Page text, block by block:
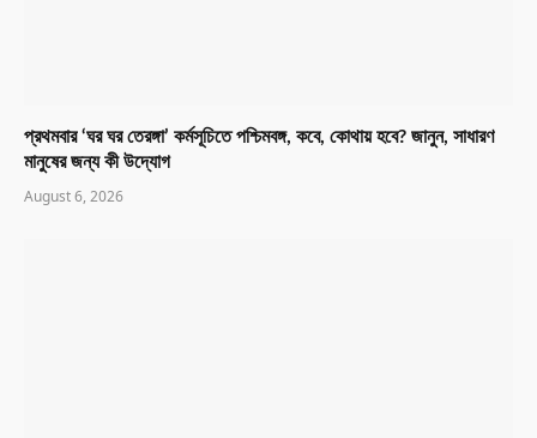
প্রথমবার ‘ঘর ঘর তেরঙ্গা’ কর্মসূচিতে পশ্চিমবঙ্গ, কবে, কোথায় হবে? জানুন, সাধারণ
মানুষের জন্য কী উদ্যোগ
August 6, 2026